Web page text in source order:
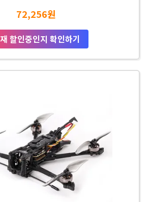
72,256원
할인중인지 확인하기